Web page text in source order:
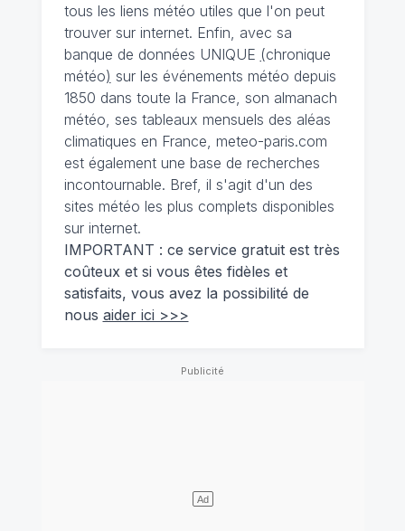
tous les liens météo utiles que l'on peut
trouver sur internet. Enfin, avec sa
banque de données UNIQUE (chronique
météo) sur les événements météo depuis
1850 dans toute la France, son almanach
météo, ses tableaux mensuels des aléas
climatiques en France, meteo-paris.com
est également une base de recherches
incontournable. Bref, il s'agit d'un des
sites météo les plus complets disponibles
sur internet.
IMPORTANT : ce service gratuit est très
coûteux et si vous êtes fidèles et
satisfaits, vous avez la possibilité de
nous aider ici >>>